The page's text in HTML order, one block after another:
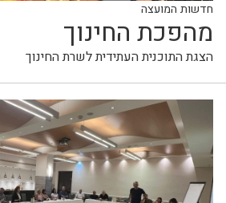
חדשות המועצה
מהפכת החינוך
הצגת התוכנית העתידית לשרת החינוך